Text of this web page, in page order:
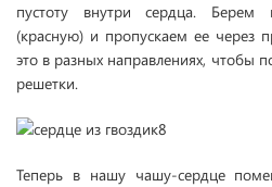
пустоту внутри сердца. Берем
(красную) и пропускаем ее через
это в разных направлениях, чтобы
решетки.
Теперь в нашу чашу-сердце